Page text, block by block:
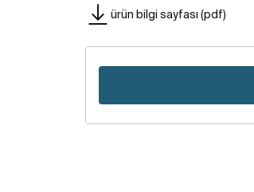
ürün bilgi sayfası (pdf)